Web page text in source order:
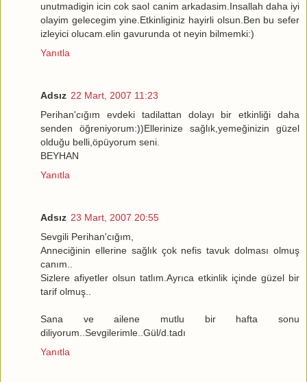
unutmadigin icin cok saol canim arkadasim.Insallah daha iyi
olayim gelecegim yine.Etkinliginiz hayirli olsun.Ben bu sefer
izleyici olucam.elin gavurunda ot neyin bilmemki:)
Yanıtla
Adsız 22 Mart, 2007 11:23
Perihan'cığım evdeki tadilattan dolayı bir etkinliği daha
senden öğreniyorum:))Ellerinize sağlık,yemeğinizin güzel
olduğu belli,öpüyorum seni.
BEYHAN
Yanıtla
Adsız 23 Mart, 2007 20:55
Sevgili Perihan'cığım,
Anneciğinin ellerine sağlık çok nefis tavuk dolması olmuş
canım..
Sizlere afiyetler olsun tatlım.Ayrıca etkinlik içinde güzel bir
tarif olmuş..
Sana ve ailene mutlu bir hafta sonu
diliyorum..Sevgilerimle..Gül/d.tadı
Yanıtla